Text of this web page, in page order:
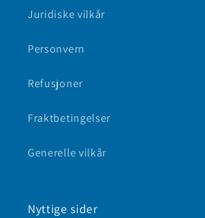
Juridiske vilkår
Personvern
Refusjoner
Fraktbetingelser
Generelle vilkår
Nyttige sider